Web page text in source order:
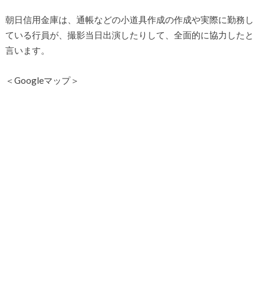
朝日信用金庫は、通帳などの小道具作成の作成や実際に勤務し
ている行員が、撮影当日出演したりして、全面的に協力したと
言います。
＜Googleマップ＞